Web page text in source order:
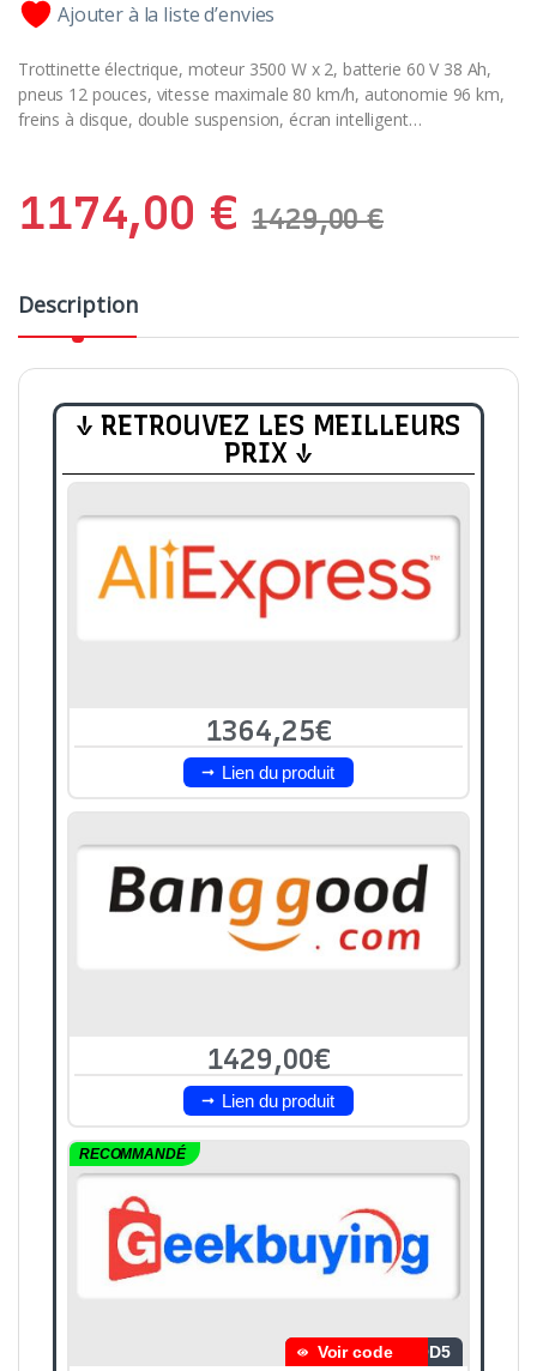
Ajouter à la liste d’envies
Trottinette électrique, moteur 3500 W x 2, batterie 60 V 38 Ah,
pneus 12 pouces, vitesse maximale 80 km/h, autonomie 96 km,
freins à disque, double suspension, écran intelligent…
1174,00 € 1429,00€
Description
↓ RETROUVEZ LES MEILLEURS
PRIX ↓
1364,25€
Lien du produit
1429,00€
Lien du produit
RECOMMANDÉ
Voir code OD5